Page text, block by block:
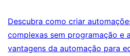
Descubra como criar
complexas sem programação e
vantagens da automação para